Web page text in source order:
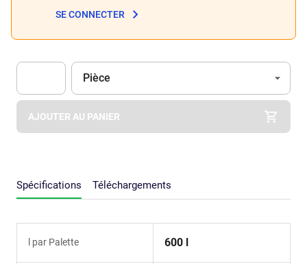
SE CONNECTER
Apok.Product.Detail.AddToCart.Quantity (Optionnel)
Unité
Pièce
AJOUTER AU PANIER
Spécifications Téléchargements
l par Palette 600 l